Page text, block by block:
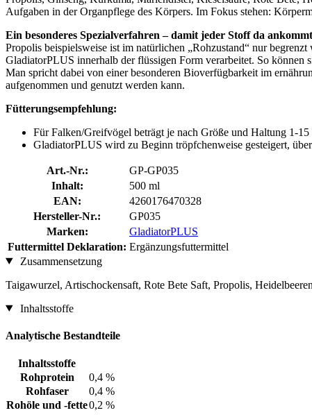
Aufgaben in der Organpflege des Körpers. Im Fokus stehen:
Ein besonderes Spezialverfahren – damit jeder Stoff da
Propolis beispielsweise ist im natürlichen „Rohzustand“ nur
GladiatorPLUS innerhalb der flüssigen Form verarbeitet. So
Man spricht dabei von einer besonderen Bioverfügbarkeit im
aufgenommen und genutzt werden kann.
Fütterungsempfehlung:
Für Falken/Greifvögel beträgt je nach Größe und Haltung 1-15
GladiatorPLUS wird zu Beginn tröpfchenweise gesteigert,
Art.-Nr.:
GP-GP035
Inhalt:
500 ml
EAN:
4260176470328
Hersteller-Nr.:
GP035
Marken:
GladiatorPLUS
Futtermittel Deklaration: Ergänzungsfuttermittel
Zusammensetzung
Taigawurzel, Artischockensaft, Rote Bete Saft, Propolis,
Inhaltsstoffe
Analytische Bestandteile
Inhaltsstoffe
Rohprotein
0,4 %
Rohfaser
0,4 %
Rohöle und -fette0,2 %